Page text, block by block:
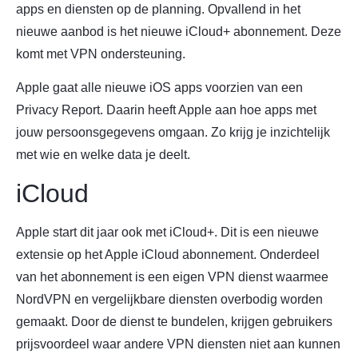
apps en diensten op de planning. Opvallend in het
nieuwe aanbod is het nieuwe iCloud+ abonnement. Deze
komt met VPN ondersteuning.
Apple gaat alle nieuwe iOS apps voorzien van een
Privacy Report. Daarin heeft Apple aan hoe apps met
jouw persoonsgegevens omgaan. Zo krijg je inzichtelijk
met wie en welke data je deelt.
iCloud
Apple start dit jaar ook met iCloud+. Dit is een nieuwe
extensie op het Apple iCloud abonnement. Onderdeel
van het abonnement is een eigen VPN dienst waarmee
NordVPN en vergelijkbare diensten overbodig worden
gemaakt. Door de dienst te bundelen, krijgen gebruikers
prijsvoordeel waar andere VPN diensten niet aan kunnen